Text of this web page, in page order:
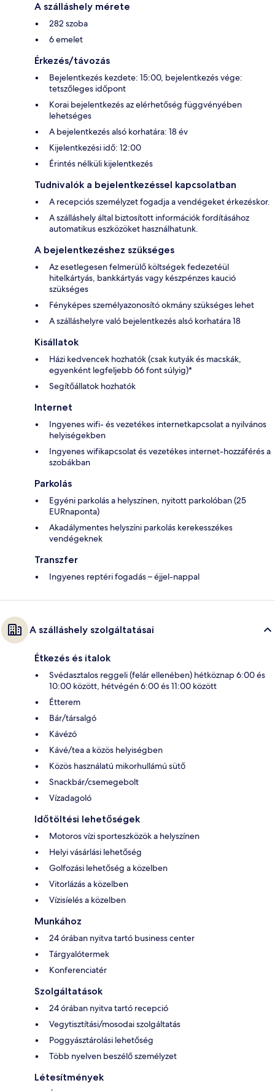
A szálláshely mérete
282 szoba
6 emelet
Érkezés/távozás
Bejelentkezés kezdete: 15:00, bejelentkezés vége:
tetszőleges időpont
Korai bejelentkezés az elérhetőség függvényében
lehetséges
A bejelentkezés alsó korhatára: 18 év
Kijelentkezési idő: 12:00
Érintés nélküli kijelentkezés
Tudnivalók a bejelentkezéssel kapcsolatban
A recepciós személyzet fogadja a vendégeket érkezéskor.
A szálláshely által biztosított információk fordításához
automatikus eszközöket használhatunk.
A bejelentkezéshez szükséges
Az esetlegesen felmerülő költségek fedezetéül
hitelkártyás, bankkártyás vagy készpénzes kaució
szükséges
Fényképes személyazonosító okmány szükséges lehet
A szálláshelyre való bejelentkezés alsó korhatára 18
Kisállatok
Házi kedvencek hozhatók (csak kutyák és macskák,
egyenként legfeljebb 66 font súlyig)*
Segítőállatok hozhatók
Internet
Ingyenes wifi- és vezetékes internetkapcsolat a nyilvános
helyiségekben
Ingyenes wifikapcsolat és vezetékes internet-hozzáférés a
szobákban
Parkolás
Egyéni parkolás a helyszínen, nyitott parkolóban (25
EURnaponta)
Akadálymentes helyszíni parkolás kerekesszékes
vendégeknek
Transzfer
Ingyenes reptéri fogadás – éjjel-nappal
A szálláshely szolgáltatásai
Étkezés és italok
Svédasztalos reggeli (felár ellenében) hétköznap 6:00 és
10:00 között, hétvégén 6:00 és 11:00 között
Étterem
Bár/társalgó
Kávézó
Kávé/tea a közös helyiségben
Közös használatú mikorhullámú sütő
Snackbár/csemegebolt
Vízadagoló
Időtöltési lehetőségek
Motoros vízi sporteszközök a helyszínen
Helyi vásárlási lehetőség
Golfozási lehetőség a közelben
Vitorlázás a közelben
Vízisíelés a közelben
Munkához
24 órában nyitva tartó business center
Tárgyalótermek
Konferenciatér
Szolgáltatások
24 órában nyitva tartó recepció
Vegytisztítási/mosodai szolgáltatás
Poggyásztárolási lehetőség
Több nyelven beszélő személyzet
Létesítmények